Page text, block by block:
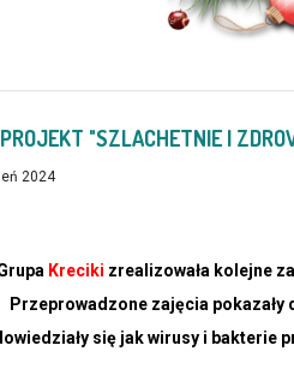
"SZLACHETNIE I
2024
Kreciki zrealizowała kolejne
Przeprowadzone zajęcia
się jak wirusy i bakterie